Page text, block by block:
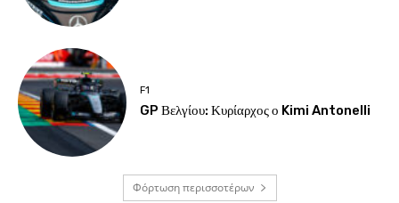
F1
GP Βελγίου: Κυρίαρχος ο Kimi Antonelli
Φόρτωση περισσοτέρων